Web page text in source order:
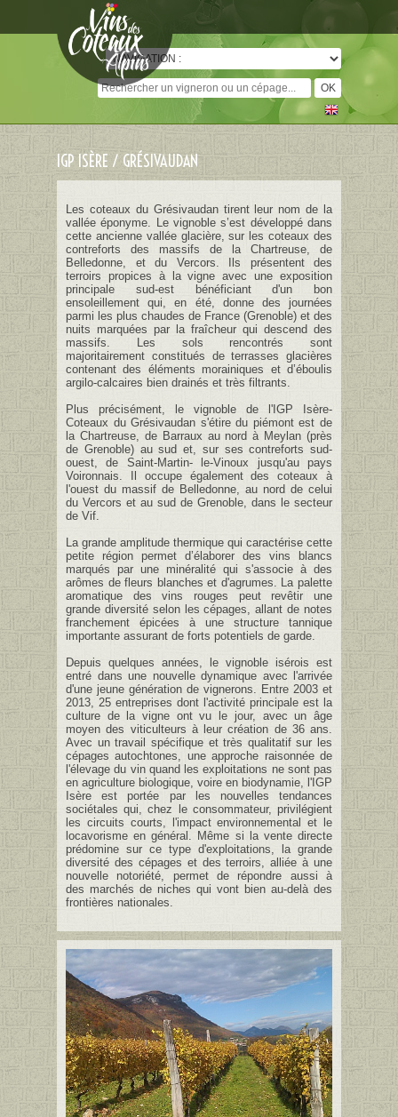
IGP ISÈRE / GRÉSIVAUDAN
Les coteaux du Grésivaudan tirent leur nom de la
vallée éponyme. Le vignoble s’est développé dans
cette ancienne vallée glacière, sur les coteaux des
contreforts des massifs de la Chartreuse, de
Belledonne, et du Vercors. Ils présentent des
terroirs propices à la vigne avec une exposition
principale sud-est bénéficiant d'un bon
ensoleillement qui, en été, donne des journées
parmi les plus chaudes de France (Grenoble) et des
nuits marquées par la fraîcheur qui descend des
massifs. Les sols rencontrés sont
majoritairement constitués de terrasses glacières
contenant des éléments morainiques et d’éboulis
argilo-calcaires bien drainés et très filtrants.
Plus précisément, le vignoble de l'IGP Isère-
Coteaux du Grésivaudan s'étire du piémont est de
la Chartreuse, de Barraux au nord à Meylan (près
de Grenoble) au sud et, sur ses contreforts sud-
ouest, de Saint-Martin- le-Vinoux jusqu'au pays
Voironnais. Il occupe également des coteaux à
l'ouest du massif de Belledonne, au nord de celui
du Vercors et au sud de Grenoble, dans le secteur
de Vif.
La grande amplitude thermique qui caractérise cette
petite région permet d’élaborer des vins blancs
marqués par une minéralité qui s'associe à des
arômes de fleurs blanches et d'agrumes. La palette
aromatique des vins rouges peut revêtir une
grande diversité selon les cépages, allant de notes
franchement épicées à une structure tannique
importante assurant de forts potentiels de garde.
Depuis quelques années, le vignoble isérois est
entré dans une nouvelle dynamique avec l'arrivée
d'une jeune génération de vignerons. Entre 2003 et
2013, 25 entreprises dont l'activité principale est la
culture de la vigne ont vu le jour, avec un âge
moyen des viticulteurs à leur création de 36 ans.
Avec un travail spécifique et très qualitatif sur les
cépages autochtones, une approche raisonnée de
l'élevage du vin quand les exploitations ne sont pas
en agriculture biologique, voire en biodynamie, l'IGP
Isère est portée par les nouvelles tendances
sociétales qui, chez le consommateur, privilégient
les circuits courts, l'impact environnemental et le
locavorisme en général. Même si la vente directe
prédomine sur ce type d'exploitations, la grande
diversité des cépages et des terroirs, alliée à une
nouvelle notoriété, permet de répondre aussi à
des marchés de niches qui vont bien au-delà des
frontières nationales.
Cookies management panel